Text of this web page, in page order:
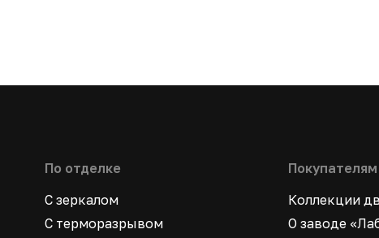
По отделке
С зеркалом
С терморазрывом
Покупателям
Коллекции
О заводе